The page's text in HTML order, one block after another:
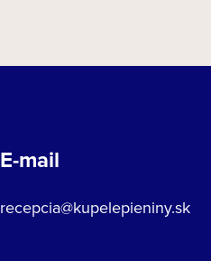
E-mail
recepcia@kupelepieniny.sk